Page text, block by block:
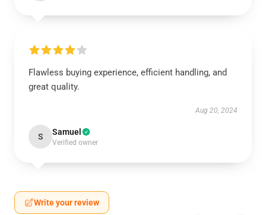
Flawless buying experience, efficient handling, and
great quality.
Aug 20, 2024
S Samuel
Verified owner
Write your review